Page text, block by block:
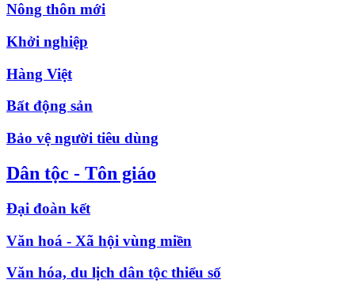
Nông thôn mới
Khởi nghiệp
Hàng Việt
Bất động sản
Bảo vệ người tiêu dùng
Dân tộc - Tôn giáo
Đại đoàn kết
Văn hoá - Xã hội vùng miền
Văn hóa, du lịch dân tộc thiểu số